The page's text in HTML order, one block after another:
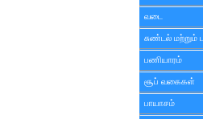
வடை
சுண்டல் மற்றும்
பணியாரம்
சூப் வகைகள்
பாயாசம்